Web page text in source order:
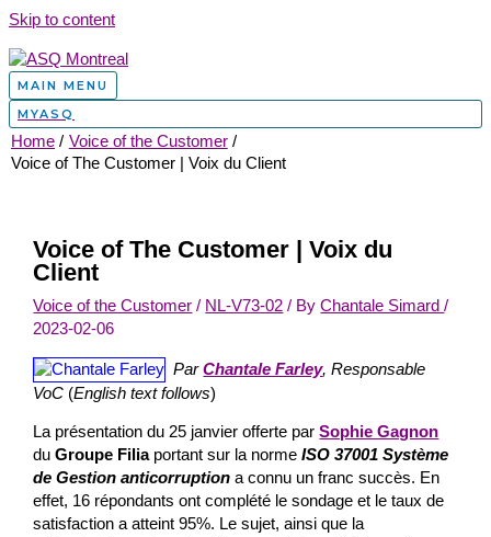
Skip to content
MAIN MENU
MYASQ
Home
Voice of the Customer
Voice of The Customer | Voix du Client
Voice of The Customer | Voix du
Client
Voice of the Customer / NL-V73-02 / By Chantale Simard/
2023-02-06
ParChantale Farley, Responsable
VoC (English text follows)
La présentation du 25 janvier offerte parSophie Gagnon
duGroupe Filiaportant sur la normeISO 37001 Système
de Gestion anticorruption a connu un franc succès. En
effet, 16 répondants ont complété le sondage et le taux de
satisfaction a atteint 95%. Le sujet, ainsi que la